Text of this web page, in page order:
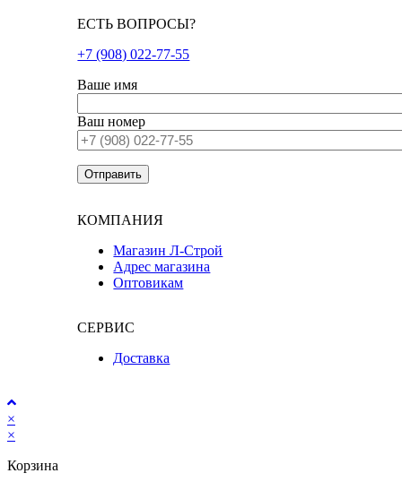
ЕСТЬ ВОПРОСЫ?
+7 (908) 022-77-55
Ваше имя
Ваш номер
КОМПАНИЯ
Магазин Л-Строй
Адрес магазина
Оптовикам
СЕРВИС
Доставка
×
×
Корзина